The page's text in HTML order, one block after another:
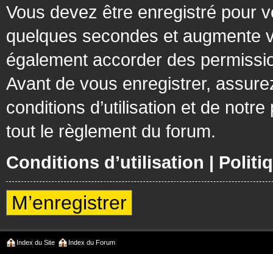
Vous devez être enregistré pour
quelques secondes et augmente
également accorder des
Avant de vous enregistrer,
conditions d’utilisation et de
tout le règlement du forum.
Conditions d’utilisation |
M’enregistrer
Index du Site Index du Forum